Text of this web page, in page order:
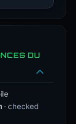
DU
· checked